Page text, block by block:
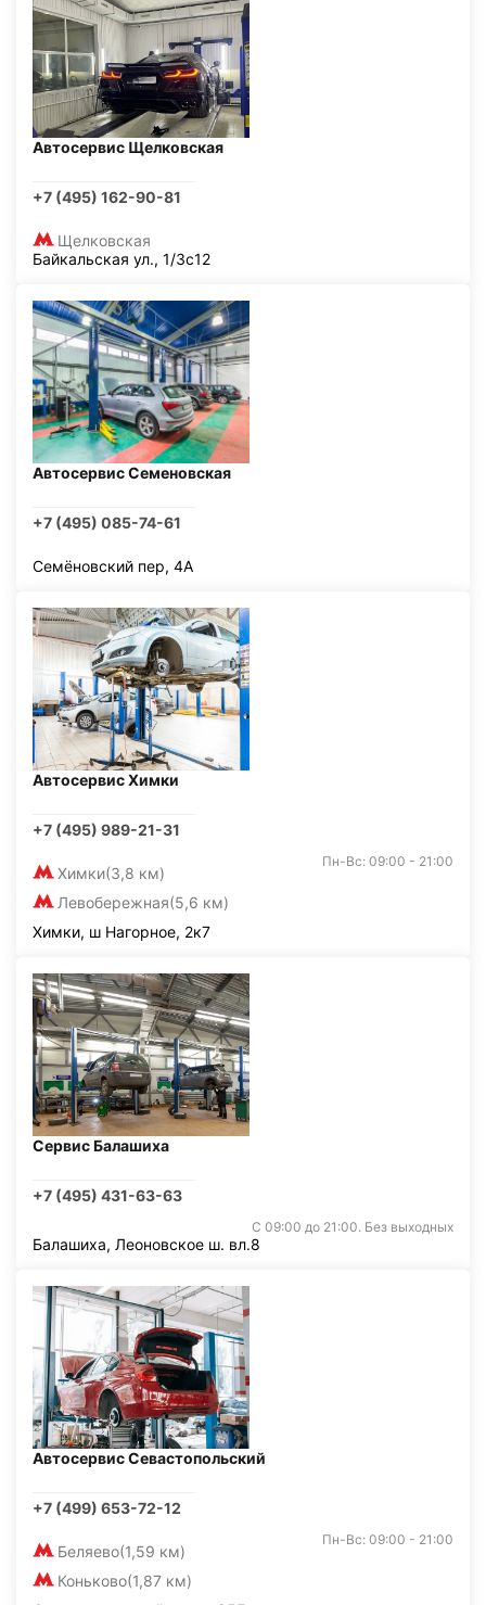
Автосервис Щелковская
+7 (495) 162-90-81
Щелковская
Байкальская ул., 1/3с12
Автосервис Семеновская
+7 (495) 085-74-61
Семёновский пер, 4А
Автосервис Химки
+7 (495) 989-21-31
Химки(3,8 км)
Левобережная(5,6 км)
Пн-Вс: 09:00 - 21:00
Химки, ш Нагорное, 2к7
Сервис Балашиха
+7 (495) 431-63-63
С 09:00 до 21:00. Без выходных
Балашиха, Леоновское ш. вл.8
Автосервис Севастопольский
+7 (499) 653-72-12
Беляево(1,59 км)
Коньково(1,87 км)
Пн-Вс: 09:00 - 21:00